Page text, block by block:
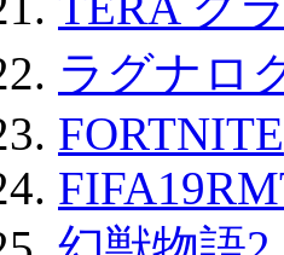
ラグナロ
FORTNITE